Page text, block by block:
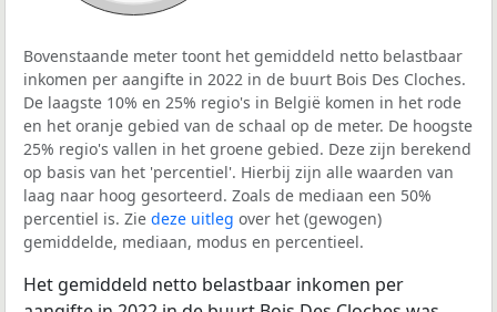
Bovenstaande meter toont het gemiddeld netto belastbaar
inkomen per aangifte in 2022 in de buurt Bois Des Cloches.
De laagste 10% en 25% regio's in België komen in het rode
en het oranje gebied van de schaal op de meter. De hoogste
25% regio's vallen in het groene gebied. Deze zijn berekend
op basis van het 'percentiel'. Hierbij zijn alle waarden van
laag naar hoog gesorteerd. Zoals de mediaan een 50%
percentiel is. Zie deze uitleg over het (gewogen)
gemiddelde, mediaan, modus en percentieel.
Het gemiddeld netto belastbaar inkomen per